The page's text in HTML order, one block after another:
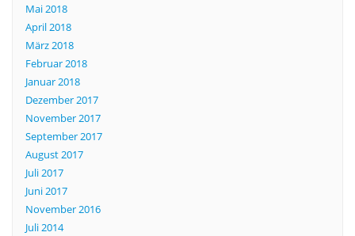
Mai 2018
April 2018
März 2018
Februar 2018
Januar 2018
Dezember 2017
November 2017
September 2017
August 2017
Juli 2017
Juni 2017
November 2016
Juli 2014